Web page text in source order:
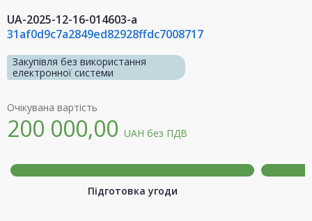
UA-2025-12-16-014603-a
31af0d9c7a2849ed82928ffdc7008717
Закупівля без використання
електронної системи
Очікувана вартість
200 000,00 UAH без ПДВ
Підготовка угоди